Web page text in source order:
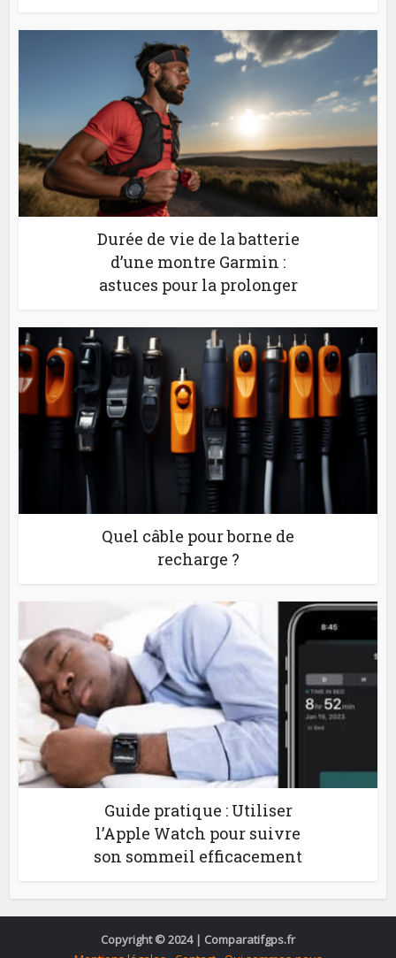
Durée de vie de la batterie
d’une montre Garmin :
astuces pour la prolonger
Quel câble pour borne de
recharge ?
Guide pratique : Utiliser
l’Apple Watch pour suivre
son sommeil efficacement
Copyright © 2024 | Comparatifgps.fr